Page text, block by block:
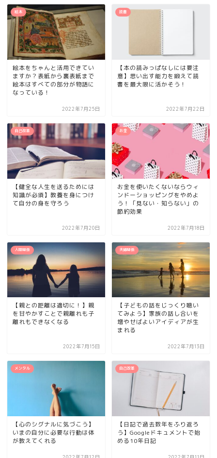
絵本
絵本をちゃんと活用できてい
ますか？表紙から裏表紙まで
絵本はすべての部分が物語に
なっている！
2022年7月25日
読書
【本の読みっぱなしには要注
意】思い出す能力を鍛えて読
書を最大限に活かそう！
2022年7月22日
自己改革
【健全な人生を送るためには
知識が必須】教養を身につけ
て自分の身を守ろう
2022年7月20日
お金
お金を使いたくないならウィ
ンドーショッピングをやめよ
う！「見ない・知らない」の
節約効果
2022年7月18日
人間関係
【親との距離は適切に！】親
を甘やかすことで親離れも子
離れもできなくなる
2022年7月15日
夫婦関係
【子どもの話をじっくり聴い
てみよう】家族の話し合いを
増やせばよいアイディアが生
まれる
2022年7月13日
メンタル
【心のシグナルに気づこう】
いまの自分に必要な行動は体
が教えてくれる
自己改革
【日記で過去数年をふり返ろ
う】Googleドキュメントで始
める10年日記